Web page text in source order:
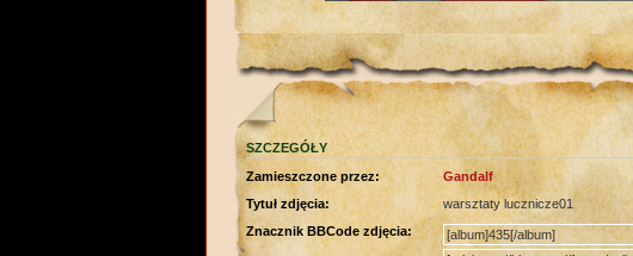
SZCZEGÓŁY
Zamieszczone przez:
Gandalf
Tytuł zdjęcia:
warsztaty lucznicze01
Znacznik BBCode zdjęcia: